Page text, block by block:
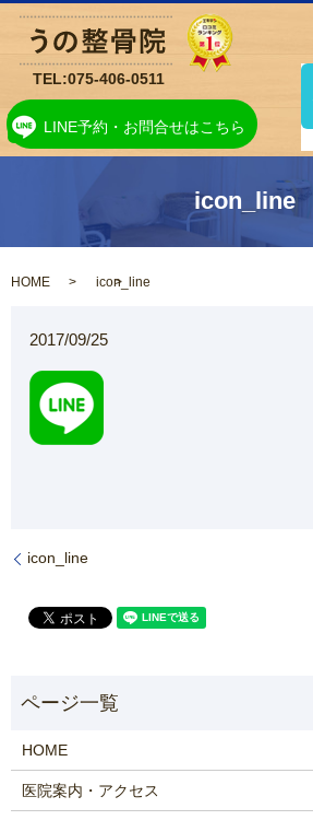
LINE予約・お問合せはこちら
TEL:075-406-0511
icon_line
HOME icon_line
2017/09/25
icon_line
HOME
医院案内・アクセス